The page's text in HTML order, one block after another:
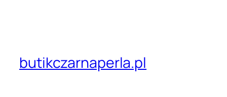
butikczarnaperla.pl